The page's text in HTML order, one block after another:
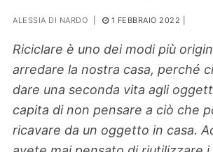
PIANTE
Ortaggio
Search for:
ALESSIA DI NARDO 1 FEBBRAIO 2022
Riciclare è uno dei modi più
arredare la nostra casa, perché
dare una seconda vita agli
capita di non pensare a ciò che
ricavare da un oggetto in casa.